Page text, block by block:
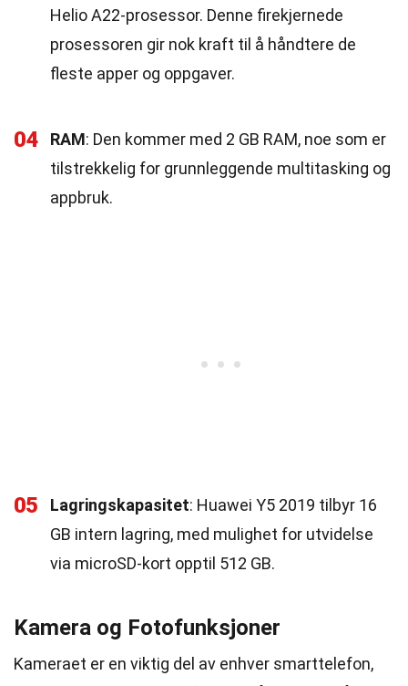
Helio A22-prosessor. Denne firekjernede
prosessoren gir nok kraft til å håndtere de
fleste apper og oppgaver.
04 RAM: Den kommer med 2 GB RAM, noe som er
tilstrekkelig for grunnleggende multitasking og
appbruk.
05 Lagringskapasitet: Huawei Y5 2019 tilbyr 16
GB intern lagring, med mulighet for utvidelse
via microSD-kort opptil 512 GB.
Kamera og Fotofunksjoner
Kameraet er en viktig del av enhver smarttelefon,